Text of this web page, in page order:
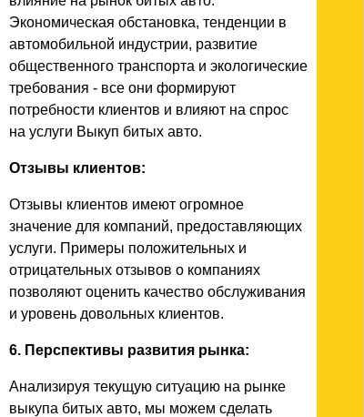
Экономическая обстановка, тенденции в
автомобильной индустрии, развитие
общественного транспорта и экологические
требования - все они формируют
потребности клиентов и влияют на спрос
на услуги Выкуп битых авто.
Отзывы клиентов:
Отзывы клиентов имеют огромное
значение для компаний, предоставляющих
услуги. Примеры положительных и
отрицательных отзывов о компаниях
позволяют оценить качество обслуживания
и уровень довольных клиентов.
6. Перспективы развития рынка:
Анализируя текущую ситуацию на рынке
выкупа битых авто, мы можем сделать